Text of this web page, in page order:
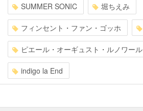
SUMMER SONIC 堀ちえみ
フィンセント・ファン・ゴッホ
ピエール・オーギュスト・ルノワール
indigo la End